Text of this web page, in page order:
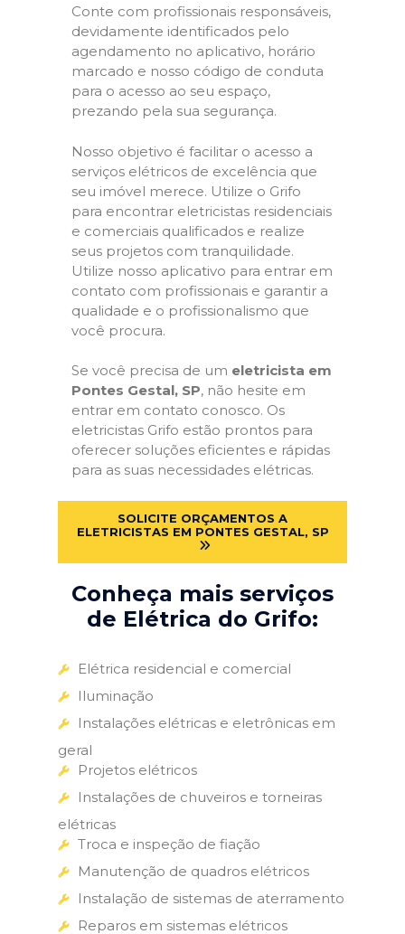
Conte com profissionais responsáveis,
devidamente identificados pelo
agendamento no aplicativo, horário
marcado e nosso código de conduta
para o acesso ao seu espaço,
prezando pela sua segurança.
Nosso objetivo é facilitar o acesso a
serviços elétricos de excelência que
seu imóvel merece. Utilize o Grifo
para encontrar eletricistas residenciais
e comerciais qualificados e realize
seus projetos com tranquilidade.
Utilize nosso aplicativo para entrar em
contato com profissionais e garantir a
qualidade e o profissionalismo que
você procura.
Se você precisa de um eletricista em
Pontes Gestal, SP, não hesite em
entrar em contato conosco. Os
eletricistas Grifo estão prontos para
oferecer soluções eficientes e rápidas
para as suas necessidades elétricas.
SOLICITE ORÇAMENTOS A
ELETRICISTAS EM PONTES GESTAL, SP
Conheça mais serviços
de Elétrica do Grifo:
Elétrica residencial e comercial
Iluminação
Instalações elétricas e eletrônicas em
geral
Projetos elétricos
Instalações de chuveiros e torneiras
elétricas
Troca e inspeção de fiação
Manutenção de quadros elétricos
Instalação de sistemas de aterramento
Reparos em sistemas elétricos